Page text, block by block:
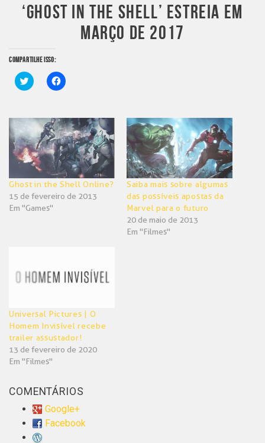
‘GHOST IN THE SHELL’ ESTREIA EM
MARÇO DE 2017
COMPARTILHE ISSO:
Clique
para
em
nova
janela)
Clique
para
em
nova
janela)
Ghost in the Shell Online?
15 de fevereiro de 2013
Em "Games"
Saiba mais sobre algumas
das possíveis apostas da
Marvel para o futuro
20 de maio de 2013
Em "Filmes"
Universal Pictures | O
Homem Invisível recebe
trailer assustador!
13 de fevereiro de 2020
Em "Filmes"
COMENTÁRIOS
Google+
Facebook